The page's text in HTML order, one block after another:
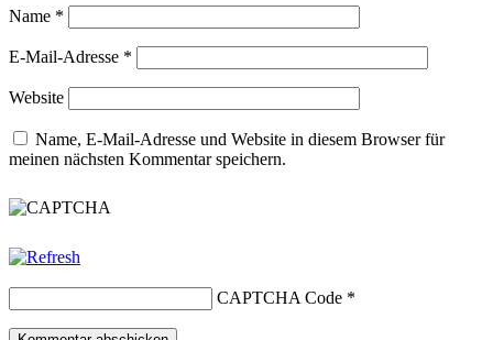
Name *
E-Mail-Adresse *
Website
Name, E-Mail-Adresse und Website in diesem Browser für
meinen nächsten Kommentar speichern.
CAPTCHA Code *